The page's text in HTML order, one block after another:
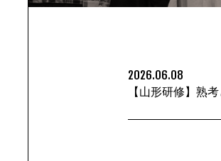
2026.06.08
【山形研修】熟